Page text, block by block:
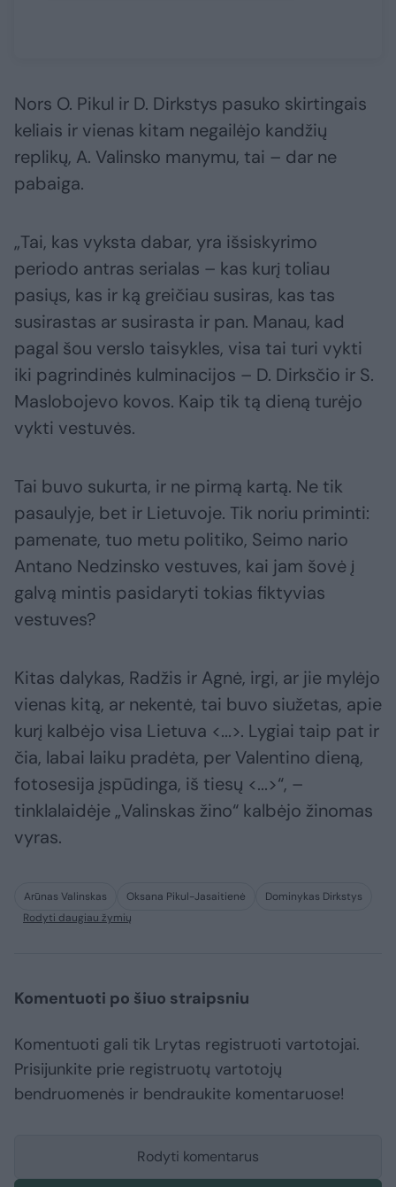
Nors O. Pikul ir D. Dirkstys pasuko skirtingais
keliais ir vienas kitam negailėjo kandžių
replikų, A. Valinsko manymu, tai – dar ne
pabaiga.
„Tai, kas vyksta dabar, yra išsiskyrimo
periodo antras serialas – kas kurį toliau
pasiųs, kas ir ką greičiau susiras, kas tas
susirastas ar susirasta ir pan. Manau, kad
pagal šou verslo taisykles, visa tai turi vykti
iki pagrindinės kulminacijos – D. Dirksčio ir S.
Maslobojevo kovos. Kaip tik tą dieną turėjo
vykti vestuvės.
Tai buvo sukurta, ir ne pirmą kartą. Ne tik
pasaulyje, bet ir Lietuvoje. Tik noriu priminti:
pamenate, tuo metu politiko, Seimo nario
Antano Nedzinsko vestuves, kai jam šovė į
galvą mintis pasidaryti tokias fiktyvias
vestuves?
Kitas dalykas, Radžis ir Agnė, irgi, ar jie mylėjo
vienas kitą, ar nekentė, tai buvo siužetas, apie
kurį kalbėjo visa Lietuva <...>. Lygiai taip pat ir
čia, labai laiku pradėta, per Valentino dieną,
fotosesija įspūdinga, iš tiesų <...>“, –
tinklalaidėje „Valinskas žino“ kalbėjo žinomas
vyras.
Arūnas Valinskas Oksana Pikul-Jasaitienė
Dominykas Dirkstys
Rodyti daugiau žymių
Komentuoti po šiuo straipsniu
Komentuoti gali tik Lrytas registruoti vartotojai.
Prisijunkite prie registruotų vartotojų
bendruomenės ir bendraukite komentaruose!
Rodyti komentarus